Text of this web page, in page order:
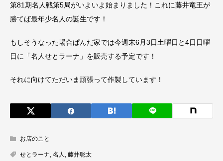
第81期名人戦第5局がいよいよ始まりました！これに藤井竜王が
勝てば最年少名人の誕生です！
もしそうなった場合ぱんだ家では今週末6月3日土曜日と4日日曜
日に「名人せとラーナ」を販売する予定です！
それに向けてただいま頑張って作製しています！
お店のこと
せとラーナ 名人 藤井聡太